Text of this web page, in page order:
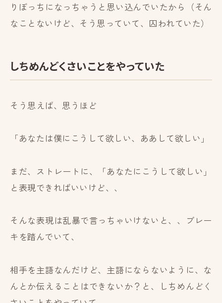
りぼっちになっちゃうと思い込んでいたから（そん
なことないけど、そう思っていて、囚われていた）
しちめんどくさいことをやっていた
そう思えば、思うほど
「あなたは僕にこうして欲しい、ああして欲しい」
まだ、ストレートに、「あなたにこうして欲しい」
と表現できればいいけど、、
そんな表現は乱暴で言っちゃいけないと、、ブレー
キを踏んでいて、
相手を主語なんだけど、主語にならないように、な
んとか伝えることはできないか？と、しちめんどく